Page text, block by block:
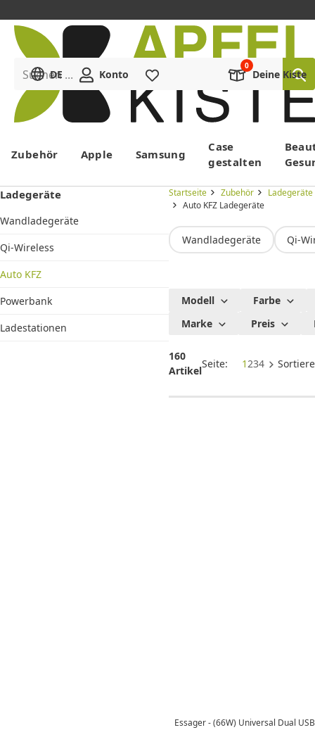
Menü
Suchen ...
DE Konto Deine Kiste
Zubehör Apple Samsung
Case
gestalten
Ladegeräte
Wandladegeräte
Qi-Wireless
Auto KFZ
Powerbank
Ladestationen
Startseite Zubehör
Ladegeräte
Auto KFZ Ladegeräte
Wandladegeräte Qi-
Handy
Ladegerät
Auto USB &
Charger
Modell
Farbe
Marke
Preis
160
Artikel
Seite: 1234
Essager - (66W) Universal Dual